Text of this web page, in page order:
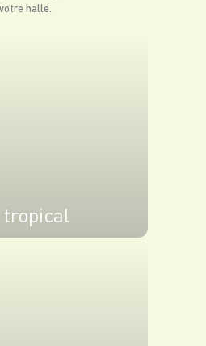
votre halle.
tropical